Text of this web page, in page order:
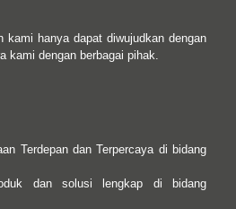
kami hanya dapat diwujudkan dengan
kami dengan berbagai pihak.
Terdepan dan Terpercaya di bidang
dan solusi lengkap di bidang